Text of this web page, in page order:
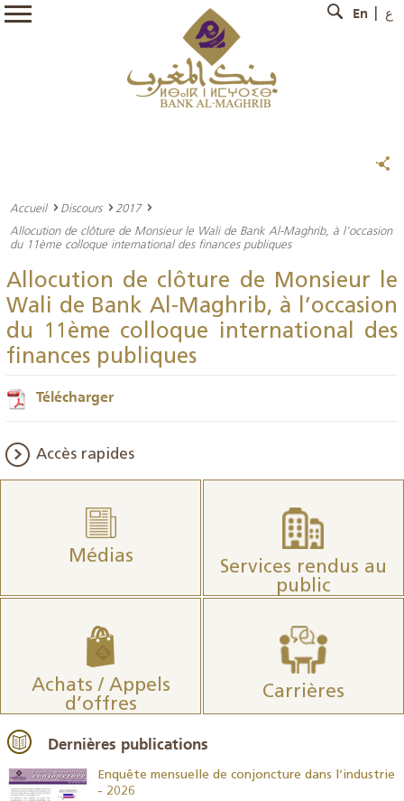
En ع
Accueil Discours
2017
Allocution de clôture de Monsieur le Wali de Bank Al-Maghrib, à l’occasion
du 11ème colloque international des finances publiques
Allocution de clôture de Monsieur le
Wali de Bank Al-Maghrib, à l’occasion
du 11ème colloque international des
finances publiques
Télécharger
Accès rapides
Médias
Services rendus au
public
Achats / Appels
d’offres
Carrières
Dernières publications
Enquête mensuelle de conjoncture dans l’industrie
- 2026